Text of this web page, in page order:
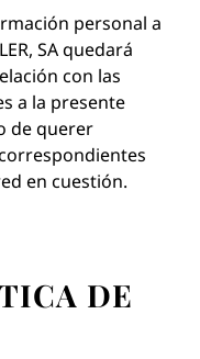
personal a
SA quedará
con las
a la presente
de querer
en cuestión.
DE